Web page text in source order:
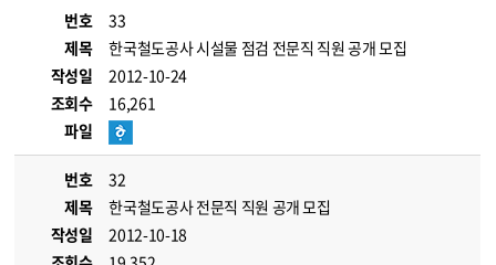
번호
33
제목
한국철도공사 시설물 점검 전문직 직원 공개 모집
작성일
2012-10-24
조회수
16,261
파일
번호
32
제목
한국철도공사 전문직 직원 공개 모집
작성일
2012-10-18